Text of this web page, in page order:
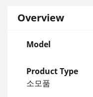
Overview
Model
Product Type
소모품